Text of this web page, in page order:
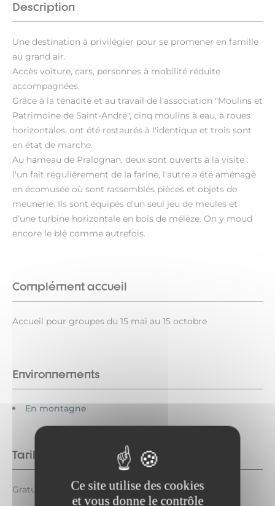
Ce site utilise des cookies
et vous donne le contrôle
Description
Une destination à privilégier pour se promener en famille
au grand air.
Accès voiture, cars, personnes à mobilité réduite
accompagnées.
Grâce à la ténacité et au travail de l'association "Moulins et
Patrimoine de Saint-André", cinq moulins à eau, à roues
horizontales, ont été restaurés à l'identique et trois sont
en état de marche.
Au hameau de Pralognan, deux sont ouverts à la visite :
l'un fait régulièrement de la farine, l'autre a été aménagé
en écomusée où sont rassemblés pièces et objets de
meunerie. Ils sont équipés d’un seul jeu de meules et
d’une turbine horizontale en bois de mélèze. On y moud
encore le blé comme autrefois.
Complément accueil
Accueil pour groupes du 15 mai au 15 octobre
Environnements
En montagne
Tarifs
Gratuit.